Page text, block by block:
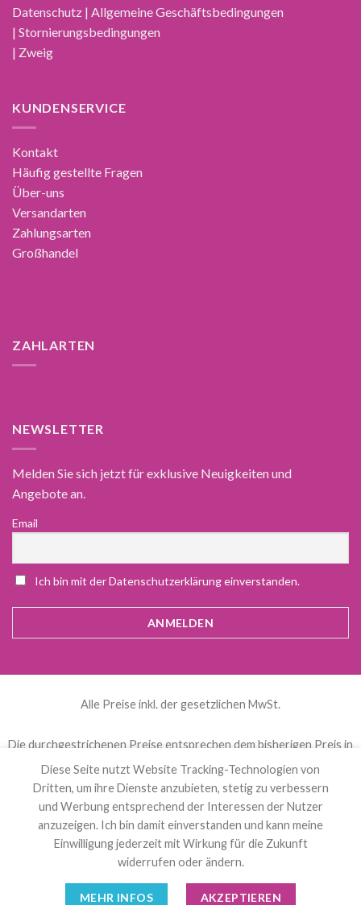
Datenschutz | Allgemeine Geschäftsbedingungen
| Stornierungsbedingungen
| Zweig
KUNDENSERVICE
Kontakt
Häufig gestellte Fragen
Über-uns
Versandarten
Zahlungsarten
Großhandel
ZAHLARTEN
NEWSLETTER
Melden Sie sich jetzt für exklusive Neuigkeiten und
Angebote an.
Email
Ich bin mit der Datenschutzerklärung einverstanden.
Alle Preise inkl. der gesetzlichen MwSt.
Die durchgestrichenen Preise entsprechen dem bisherigen Preis in
diesem Online-Shop.
Diese Seite nutzt Website Tracking-Technologien von
Dritten, um ihre Dienste anzubieten, stetig zu verbessern
und Werbung entsprechend der Interessen der Nutzer
anzuzeigen. Ich bin damit einverstanden und kann meine
Einwilligung jederzeit mit Wirkung für die Zukunft
widerrufen oder ändern.
MEHR INFOS AKZEPTIEREN
العربية(Arabisch) Čeština(Tschechisch)
Nederlands
Französisch) Deutsch
Español(Spanisch) Svenska(Schwedisch